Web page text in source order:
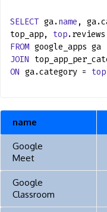
SELECT ga.name ,
top_app, top.reviews
FROM google_apps ga
JOIN
ON ga.category = top
name
Google
Meet
Google
Classroom